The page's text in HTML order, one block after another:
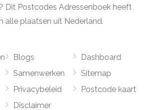
Dit Postcodes Adressenboek heeft
alle plaatsen uit Nederland.
Blogs
Samenwerken
Privacybeleid
Disclaimer
Dashboard
Sitemap
Postcode kaart